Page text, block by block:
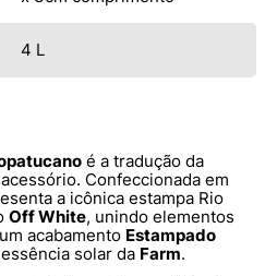
4 L
é a tradução da
Confeccionada em
a icônica estampa Rio
Off White, unindo elementos
acabamento Estampado
solar da Farm.